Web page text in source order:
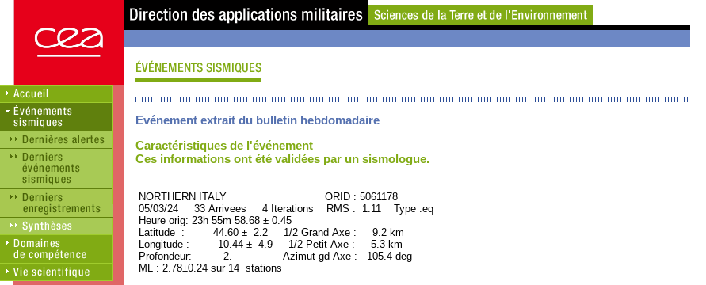
Evénement extrait du bulletin hebdomadaire
Caractéristiques de l'événement
Ces informations ont été validées par un sismologue.
NORTHERN ITALY ORID : 5061178
05/03/24 33 Arrivees 4 Iterations RMS : 1.11 Type :eq
Heure orig: 23h 55m 58.68 ± 0.45
Latitude : 44.60 ± 2.2 1/2 Grand Axe : 9.2 km
Longitude : 10.44 ± 4.9 1/2 Petit Axe : 5.3 km
Profondeur: 2. Azimut gd Axe : 105.4 deg
ML : 2.78±0.24 sur 14 stations